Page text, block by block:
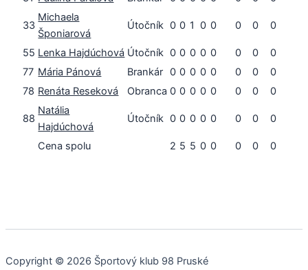
33
Michaela
Šponiarová
Útočník 0 0 1 0 0 0 0 0
55 Lenka Hajdúchová Útočník 0 0 0 0 0 0 0
0
77 Mária Pánová Brankár 0 0 0 0 0 0 0
0
78 Renáta Reseková Obranca 0 0 0 0 0 0 0 0
88
Natália
Hajdúchová
Útočník 0 0 0 0 0 0 0 0
Cena spolu 2 5 5 0 0 0 0 0
Copyright © 2026 Športový klub 98 Pruské